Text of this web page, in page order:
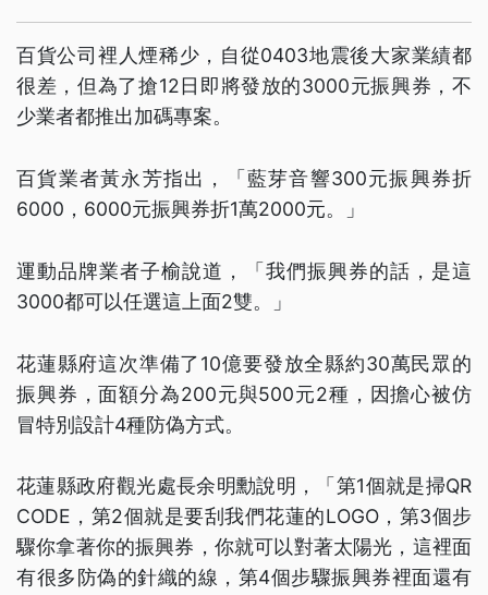
百貨公司裡人煙稀少，自從0403地震後大家業績都
很差，但為了搶12日即將發放的3000元振興券，不
少業者都推出加碼專案。
百貨業者黃永芳指出，「藍芽音響300元振興券折
6000，6000元振興券折1萬2000元。」
運動品牌業者子榆說道，「我們振興券的話，是這
3000都可以任選這上面2雙。」
花蓮縣府這次準備了10億要發放全縣約30萬民眾的
振興券，面額分為200元與500元2種，因擔心被仿
冒特別設計4種防偽方式。
花蓮縣政府觀光處長余明勳說明，「第1個就是掃QR
CODE，第2個就是要刮我們花蓮的LOGO，第3個步
驟你拿著你的振興券，你就可以對著太陽光，這裡面
有很多防偽的針織的線，第4個步驟振興券裡面還有